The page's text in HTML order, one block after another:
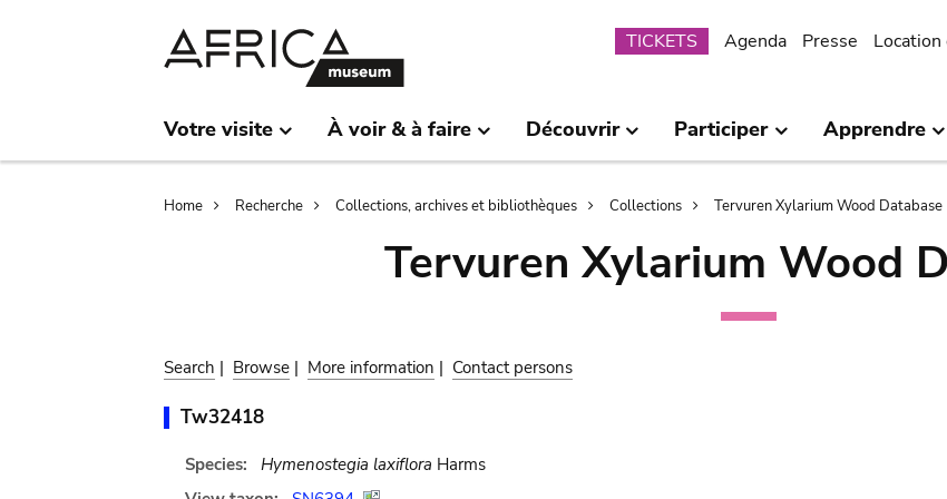
Submenu
TICKETS Agenda Presse
Votre visite À voir & à faire Découvrir Participer Apprendre
Breadcrumb
Home Recherche Collections, archives et bibliothèques Collections Tervuren Xylarium Wood Database
Tervuren Xylarium Wood
Search | Browse | More information | Contact persons
Tw32418
Species: Hymenostegia laxiflora Harms